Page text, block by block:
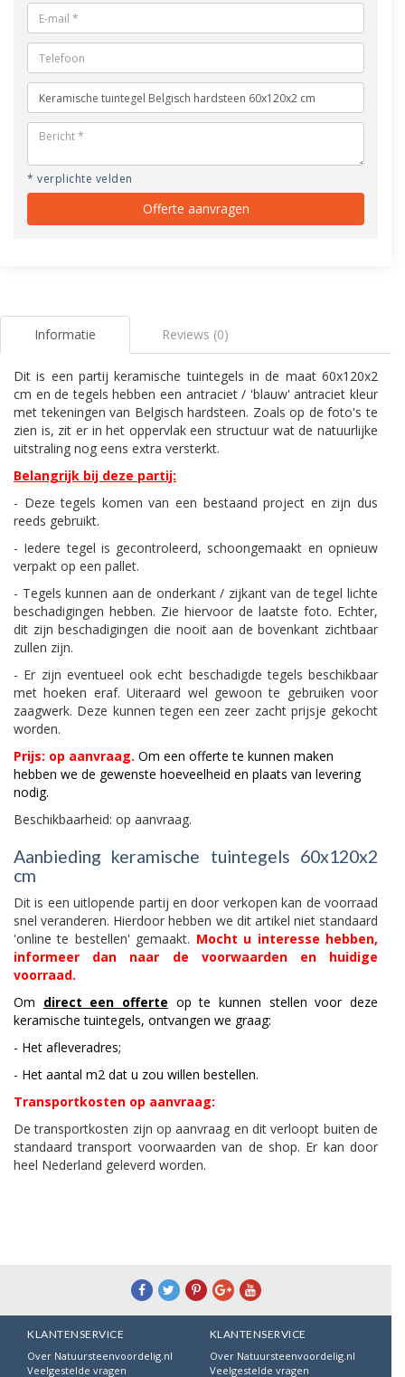
* verplichte velden
Offerte aanvragen
Informatie Reviews (0)
Dit is een partij keramische tuintegels in de maat 60x120x2
cm en de tegels hebben een antraciet / 'blauw' antraciet kleur
met tekeningen van Belgisch hardsteen. Zoals op de foto's te
zien is, zit er in het oppervlak een structuur wat de natuurlijke
uitstraling nog eens extra versterkt.
Belangrijk bij deze partij:
- Deze tegels komen van een bestaand project en zijn dus
reeds gebruikt.
- Iedere tegel is gecontroleerd, schoongemaakt en opnieuw
verpakt op een pallet.
- Tegels kunnen aan de onderkant / zijkant van de tegel lichte
beschadigingen hebben. Zie hiervoor de laatste foto. Echter,
dit zijn beschadigingen die nooit aan de bovenkant zichtbaar
zullen zijn.
- Er zijn eventueel ook echt beschadigde tegels beschikbaar
met hoeken eraf. Uiteraard wel gewoon te gebruiken voor
zaagwerk. Deze kunnen tegen een zeer zacht prijsje gekocht
worden.
Prijs: op aanvraag. Om een offerte te kunnen maken
hebben we de gewenste hoeveelheid en plaats van levering
nodig.
Beschikbaarheid: op aanvraag.
Aanbieding keramische tuintegels 60x120x2
cm
Dit is een uitlopende partij en door verkopen kan de voorraad
snel veranderen. Hierdoor hebben we dit artikel niet standaard
'online te bestellen' gemaakt. Mocht u interesse hebben,
informeer dan naar de voorwaarden en huidige
voorraad.
Om direct een offerte op te kunnen stellen voor deze
keramische tuintegels, ontvangen we graag:
- Het afleveradres;
- Het aantal m2 dat u zou willen bestellen.
Transportkosten op aanvraag:
De transportkosten zijn op aanvraag en dit verloopt buiten de
standaard transport voorwaarden van de shop. Er kan door
heel Nederland geleverd worden.
KLANTENSERVICE
Over Natuursteenvoordelig.nl
Veelgestelde vragen
KLANTENSERVICE
Over Natuursteenvoordelig.nl
Veelgestelde vragen